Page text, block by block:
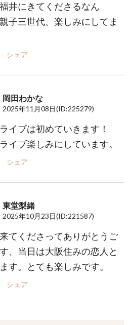
井にきてくださるなん
子三世代、楽しみにしてま
シェア
岡田わかな
2025年11月08日(ID:225279)
イブは初めていきます！
イブ楽しみにしています。
シェア
東堂梨緒
2025年10月23日(ID:221587)
てくださってありがとうご
、当日は大阪住みの恋人と
す。とても楽しみです。
シェア